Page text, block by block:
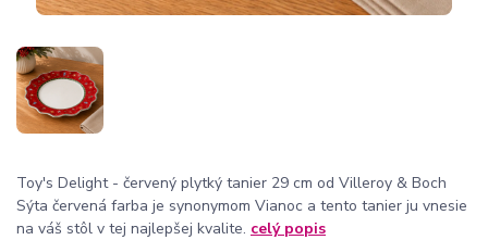
Toy's Delight - červený plytký tanier 29 cm od Villeroy & Boch
Sýta červená farba je synonymom Vianoc a tento tanier ju vnesie
na váš stôl v tej najlepšej kvalite. celý popis